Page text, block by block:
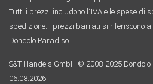
Tutti i prezzi includono l´IVA e le spese di
spedizione. I prezzi barrati si riferiscono
Dondolo Paradiso.
S&T Handels GmbH © 2008-2025
06.08.2026